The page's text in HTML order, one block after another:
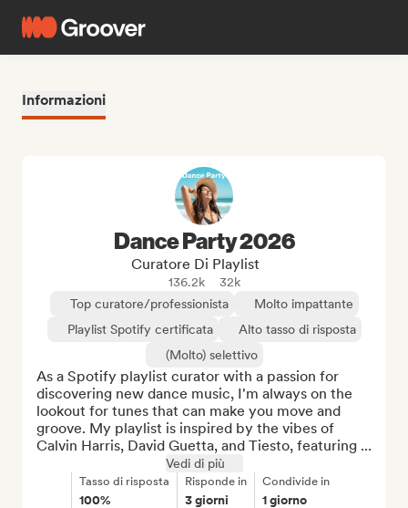
Informazioni
Dance Party 2026
Curatore Di Playlist
136.2k
32k
Top curatore/professionista
Molto impattante
Playlist Spotify certificata
Alto tasso di risposta
(Molto) selettivo
As a Spotify playlist curator with a passion for
discovering new dance music, I'm always on the
lookout for tunes that can make you move and
groove. My playlist is inspired by the vibes of
Calvin Harris, David Guetta, and Tiesto, featuring ...
Vedi di più
Tasso di risposta
100%
Risponde in
3 giorni
Condivide in
1 giorno